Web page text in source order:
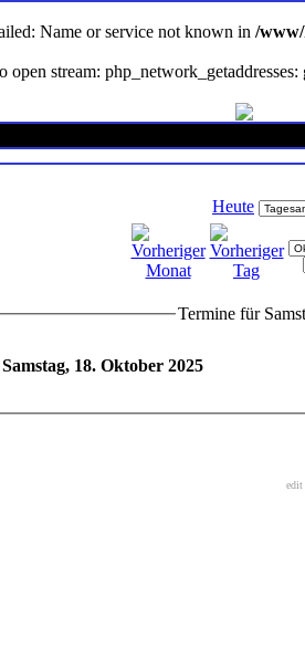
Name or service not known in /www/
stream:
Heute
Termine für
Samstag, 18. Oktober 2025
edit